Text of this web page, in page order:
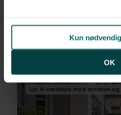
Kun
OK
2100København
8.495.000 kr.97 m²3 rum
Lys 4-værelses med terrasse